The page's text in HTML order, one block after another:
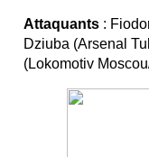
Attaquants :
Dziuba (Arsenal
(Lokomotiv